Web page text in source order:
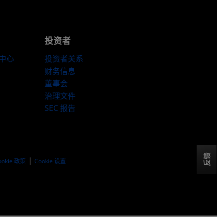
心
投资者
投资者关系
财务信息
董事会
治理文件
SEC 报告
政策 Cookie 设置 反馈